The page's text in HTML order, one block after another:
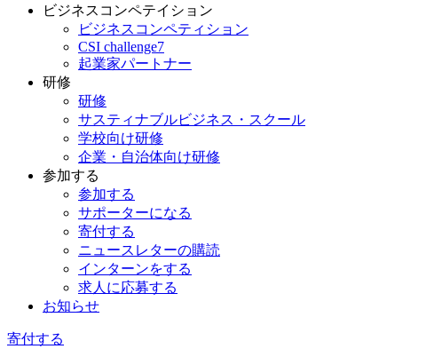
ビジネスコンペテイション
ビジネスコンペティション
CSI challenge7
起業家パートナー
研修
研修
サスティナブルビジネス・スクール
学校向け研修
企業・自治体向け研修
参加する
参加する
サポーターになる
寄付する
ニュースレターの購読
インターンをする
求人に応募する
お知らせ
寄付する